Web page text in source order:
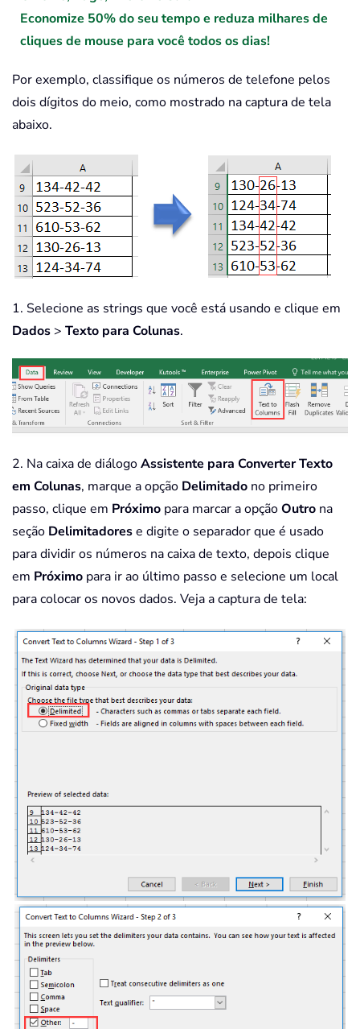
Economize 50% do seu tempo e reduza milhares de
cliques de mouse para você todos os dias!
Por exemplo, classifique os números de telefone pelos
dois dígitos do meio, como mostrado na captura de tela
abaixo.
1. Selecione as strings que você está usando e clique em
Dados > Texto para Colunas.
2. Na caixa de diálogoAssistente para Converter Texto
em Colunas, marque a opção Delimitado no primeiro
passo, clique em Próximo para marcar a opçãoOutro na
seção Delimitadorese digite o separador que é usado
para dividir os números na caixa de texto, depois clique
em Próximo para ir ao último passo e selecione um local
para colocar os novos dados. Veja a captura de tela: